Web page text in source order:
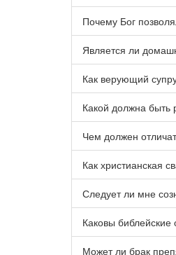
Почему Бог
Является ли
Как верующий
Какой должна быть
Чем должен
Как христианская
Следует ли мне
Каковы
Может ли брак